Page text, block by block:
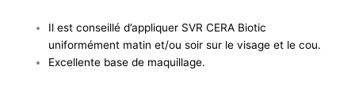
Il est conseillé d’appliquer SVR CERA Biotic
uniformément matin et/ou soir sur le visage et le cou.
Excellente base de maquillage.